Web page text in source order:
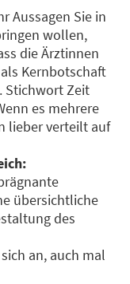
Aussagen Sie in
wollen,
die Ärztinnen
Kernbotschaft
Stichwort Zeit
es mehrere
lieber verteilt auf
übersichtliche
des
an, auch mal